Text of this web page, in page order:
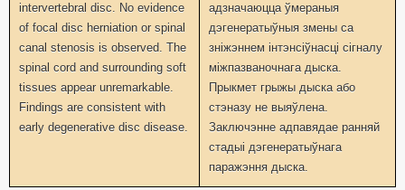
intervertebral disc. No evidence
of focal disc herniation or spinal
canal stenosis is observed. The
spinal cord and surrounding soft
tissues appear unremarkable.
Findings are consistent with
early degenerative disc disease.
адзначаюцца ўмераныя
дэгенератыўныя змены са
зніжэннем інтэнсіўнасці сігналу
міжпазваночнага дыска.
Прыкмет грыжы дыска або
стэназу не выяўлена.
Заключэнне адпавядае ранняй
стадыі дэгенератыўнага
паражэння дыска.